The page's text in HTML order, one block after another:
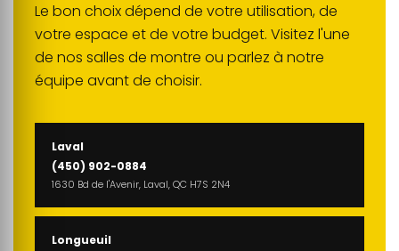
Le bon choix dépend de votre utilisation, de
votre espace et de votre budget. Visitez l'une
de nos salles de montre ou parlez à notre
équipe avant de choisir.
Laval
(450) 902-0884
1630 Bd de l'Avenir, Laval, QC H7S 2N4
Longueuil